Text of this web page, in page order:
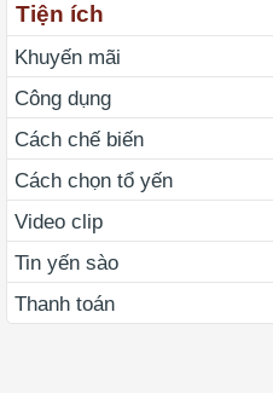
Tiện ích
Khuyến mãi
Công dụng
Cách chế biến
Cách chọn tổ yến
Video clip
Tin yến sào
Thanh toán